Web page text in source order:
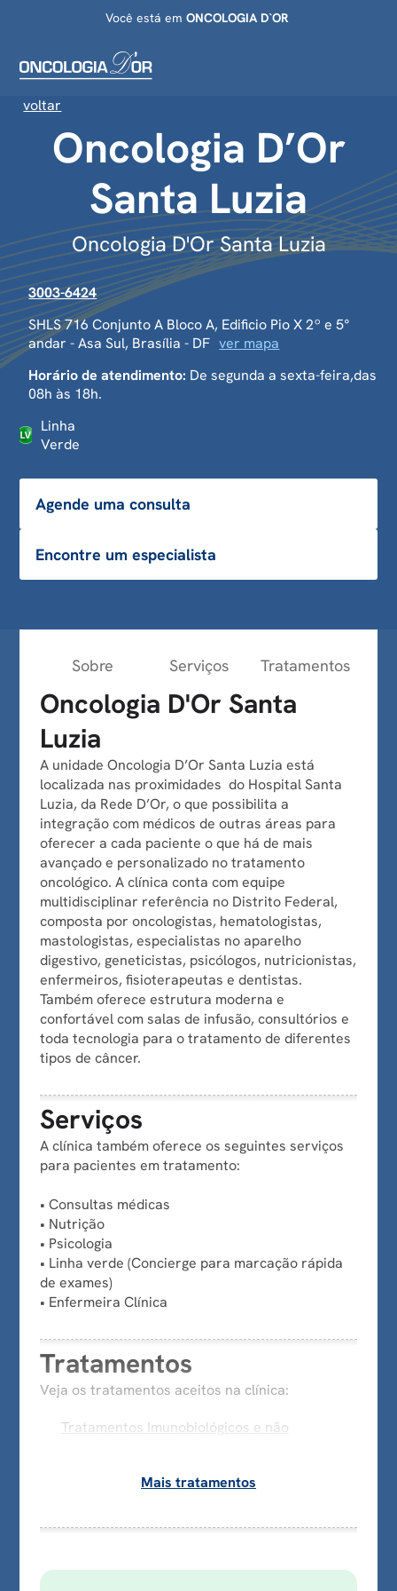
Você está em ONCOLOGIA D`OR
voltar
Oncologia D’Or
Santa Luzia
Oncologia D'Or Santa Luzia
3003-6424
SHLS 716 Conjunto A Bloco A, Edificio Pio X 2º e 5°
andar - Asa Sul, Brasília - DF ver mapa
Horário de atendimento: De segunda a sexta-feira,das
08h às 18h.
Linha
Verde
Agende uma consulta
Encontre um especialista
Sobre Serviços Tratamentos
Oncologia D'Or Santa
Luzia
A unidade Oncologia D’Or Santa Luzia está
localizada nas proximidades do Hospital Santa
Luzia, da Rede D’Or, o que possibilita a
integração com médicos de outras áreas para
oferecer a cada paciente o que há de mais
avançado e personalizado no tratamento
oncológico. A clínica conta com equipe
multidisciplinar referência no Distrito Federal,
composta por oncologistas, hematologistas,
mastologistas, especialistas no aparelho
digestivo, geneticistas, psicólogos, nutricionistas,
enfermeiros, fisioterapeutas e dentistas.
Também oferece estrutura moderna e
confortável com salas de infusão, consultórios e
toda tecnologia para o tratamento de diferentes
tipos de câncer.
Serviços
A clínica também oferece os seguintes serviços
para pacientes em tratamento:
• Consultas médicas
• Nutrição
• Psicologia
• Linha verde (Concierge para marcação rápida
de exames)
• Enfermeira Clínica
Tratamentos
Veja os tratamentos aceitos na clínica:
Tratamentos Imunobiológicos e não
Mais tratamentos